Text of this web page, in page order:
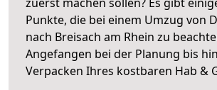
Punkte, die bei einem Umzug von
nach Breisach am Rhein zu
Angefangen bei der Planung bis
Verpacken Ihres kostbaren Hab &